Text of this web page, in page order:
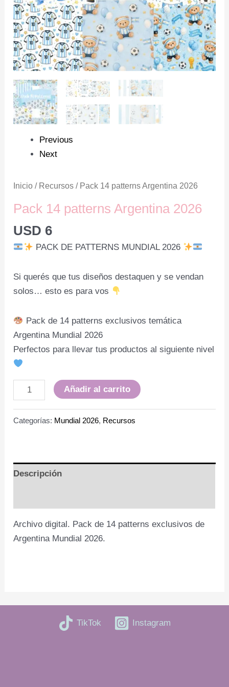
Previous
Next
Inicio / Recursos / Pack 14 patterns Argentina 2026
Pack 14 patterns Argentina 2026
USD 6
PACK DE PATTERNS MUNDIAL 2026
Si querés que tus diseños destaquen y se vendan
solos… esto es para vos
Pack de 14 patterns exclusivos temática
Argentina Mundial 2026
Perfectos para llevar tus productos al siguiente nivel
Añadir al carrito
Categorías: Mundial 2026, Recursos
Descripción
Archivo digital. Pack de 14 patterns exclusivos de
Argentina Mundial 2026.
TikTok Instagram